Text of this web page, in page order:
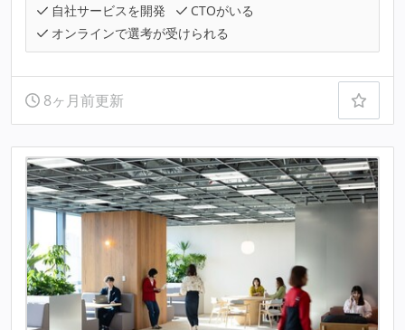
自社サービスを開発
CTOがいる
オンラインで選考が受けられる
8ヶ月前更新